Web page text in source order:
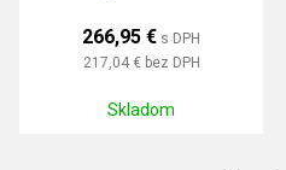
266,95 € s DPH
217,04 € bez DPH
Skladom